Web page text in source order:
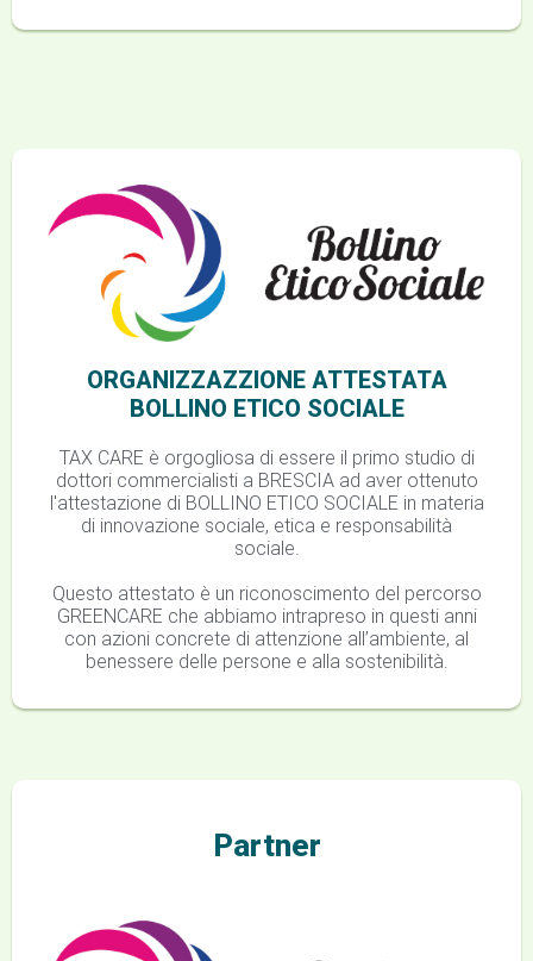
ORGANIZZAZZIONE ATTESTATA
BOLLINO ETICO SOCIALE
TAX CARE è orgogliosa di essere il primo studio di
dottori commercialisti a BRESCIA ad aver ottenuto
l'attestazione di BOLLINO ETICO SOCIALE in materia
di innovazione sociale, etica e responsabilità
sociale.
Questo attestato è un riconoscimento del percorso
GREENCARE che abbiamo intrapreso in questi anni
con azioni concrete di attenzione all’ambiente, al
benessere delle persone e alla sostenibilità.
Partner